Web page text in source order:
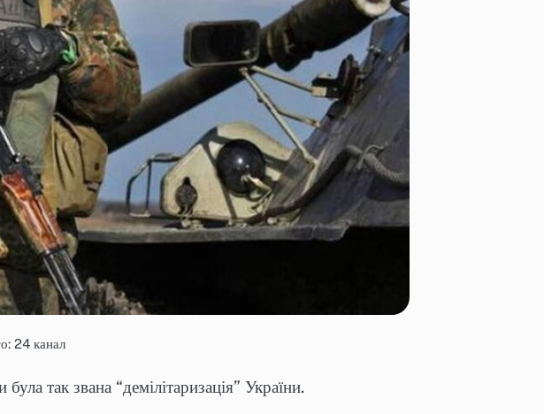
24 канал
так звана “демілітаризація” України.